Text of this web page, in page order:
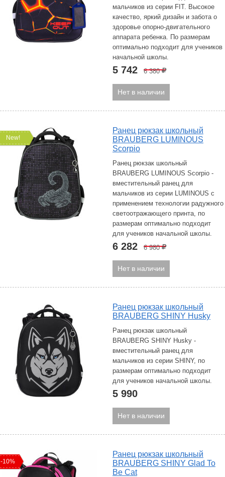
мальчиков из серии FIT. Высокое
качество, яркий дизайн и забота о
здоровье опорно-двигательного
аппарата ребенка. По размерам
оптимально подходит для учеников
начальной школы.
5 742 6 380Р
Нет в наличии
New!
Ранец рюкзак школьный
BRAUBERG LUMINOUS
Scorpio
Ранец рюкзак школьный
BRAUBERG LUMINOUS Scorpio -
вместительный ранец для
мальчиков из серии LUMINOUS с
применением технологии радужного
светоотражающего принта, по
размерам оптимально подходит
для учеников начальной школы.
6 282 6 980Р
Нет в наличии
Ранец рюкзак школьный
BRAUBERG SHINY Husky
Ранец рюкзак школьный
BRAUBERG SHINY Husky -
вместительный ранец для
мальчиков из серии SHINY, по
размерам оптимально подходит
для учеников начальной школы.
5 990
Нет в наличии
-10%
Ранец рюкзак школьный
BRAUBERG SHINY Glad To
Be Cat